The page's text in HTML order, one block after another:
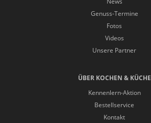
Genuss-Termine
Fotos
Videos
Unsere Partner
ÜBER KOCHEN & KÜCHE
Kennenlern-Aktion
Bestellservice
Kontakt